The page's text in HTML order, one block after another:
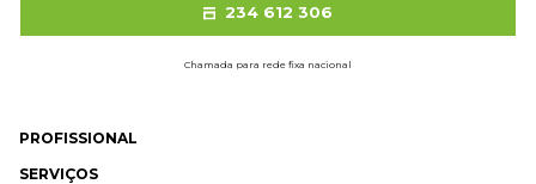
PROFISSIONAL
SERVIÇOS
234 612 306
Chamada para rede fixa nacional